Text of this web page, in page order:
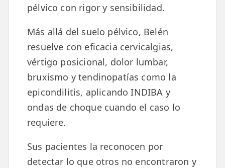
🦴 Osteopatía
🫶 Suelo Pélvico
💆 Masajes Madrid
🏅 Fisioterapia Deportiva
🧠 Fisioterapia Neurológica
🧍 Fisioterapia Vestibular
👶 Fisioterapia Pediátrica
pélvico con rigor y sensibilidad.
Más allá del suelo pélvico, Belén
resuelve con eficacia cervicalgias,
vértigo posicional, dolor lumbar,
bruxismo y tendinopatías como la
epicondilitis, aplicando INDIBA y
ondas de choque cuando el caso lo
requiere.
Sus pacientes la reconocen por
detectar lo que otros no encontraron y